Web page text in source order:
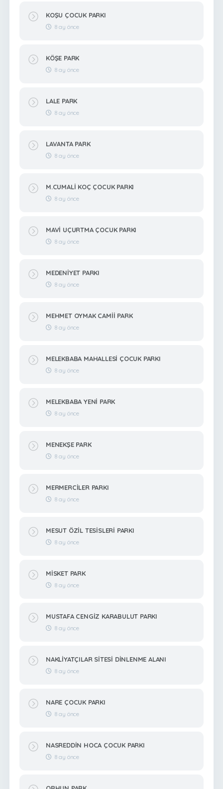
KOŞU ÇOCUK PARKI
8 ay önce
KÖŞE PARK
8 ay önce
LALE PARK
8 ay önce
LAVANTA PARK
8 ay önce
M.CUMALİ KOÇ ÇOCUK PARKI
8 ay önce
MAVİ UÇURTMA ÇOCUK PARKI
8 ay önce
MEDENİYET PARKI
8 ay önce
MEHMET OYMAK CAMİİ PARK
8 ay önce
MELEKBABA MAHALLESİ ÇOCUK PARKI
8 ay önce
MELEKBABA YENİ PARK
8 ay önce
MENEKŞE PARK
8 ay önce
MERMERCİLER PARKI
8 ay önce
MESUT ÖZİL TESİSLERİ PARKI
8 ay önce
MİSKET PARK
8 ay önce
MUSTAFA CENGİZ KARABULUT PARKI
8 ay önce
NAKLİYATÇILAR SİTESİ DİNLENME ALANI
8 ay önce
NARE ÇOCUK PARKI
8 ay önce
NASREDDİN HOCA ÇOCUK PARKI
8 ay önce